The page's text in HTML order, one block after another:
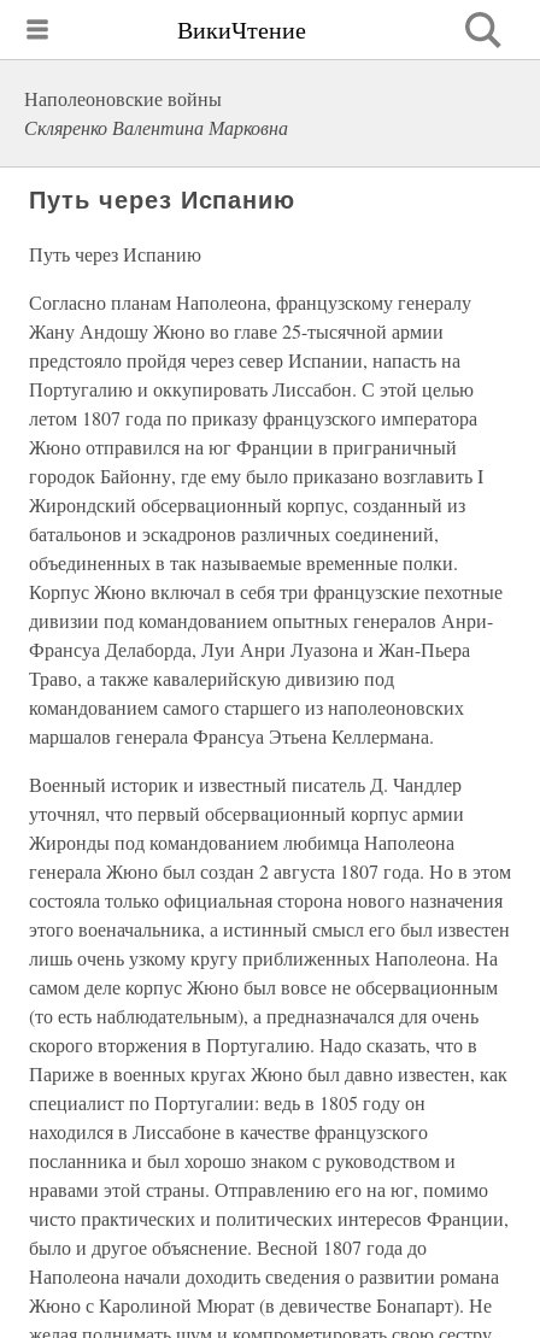
ВикиЧтение
Наполеоновские войны
Скляренко Валентина Марковна
Путь через Испанию
Путь через Испанию
Согласно планам Наполеона, французскому генералу
Жану Андошу Жюно во главе 25-тысячной армии
предстояло пройдя через север Испании, напасть на
Португалию и оккупировать Лиссабон. С этой целью
летом 1807 года по приказу французского императора
Жюно отправился на юг Франции в приграничный
городок Байонну, где ему было приказано возглавить I
Жирондский обсервационный корпус, созданный из
батальонов и эскадронов различных соединений,
объединенных в так называемые временные полки.
Корпус Жюно включал в себя три французские пехотные
дивизии под командованием опытных генералов Анри-
Франсуа Делаборда, Луи Анри Луазона и Жан-Пьера
Траво, а также кавалерийскую дивизию под
командованием самого старшего из наполеоновских
маршалов генерала Франсуа Этьена Келлермана.
Военный историк и известный писатель Д. Чандлер
уточнял, что первый обсервационный корпус армии
Жиронды под командованием любимца Наполеона
генерала Жюно был создан 2 августа 1807 года. Но в этом
состояла только официальная сторона нового назначения
этого военачальника, а истинный смысл его был известен
лишь очень узкому кругу приближенных Наполеона. На
самом деле корпус Жюно был вовсе не обсервационным
(то есть наблюдательным), а предназначался для очень
скорого вторжения в Португалию. Надо сказать, что в
Париже в военных кругах Жюно был давно известен, как
специалист по Португалии: ведь в 1805 году он
находился в Лиссабоне в качестве французского
посланника и был хорошо знаком с руководством и
нравами этой страны. Отправлению его на юг, помимо
чисто практических и политических интересов Франции,
было и другое объяснение. Весной 1807 года до
Наполеона начали доходить сведения о развитии романа
Жюно с Каролиной Мюрат (в девичестве Бонапарт). Не